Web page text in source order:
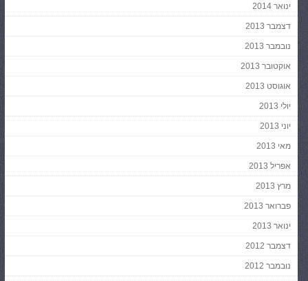
ינואר 2014
דצמבר 2013
נובמבר 2013
אוקטובר 2013
אוגוסט 2013
יולי 2013
יוני 2013
מאי 2013
אפריל 2013
מרץ 2013
פברואר 2013
ינואר 2013
דצמבר 2012
נובמבר 2012